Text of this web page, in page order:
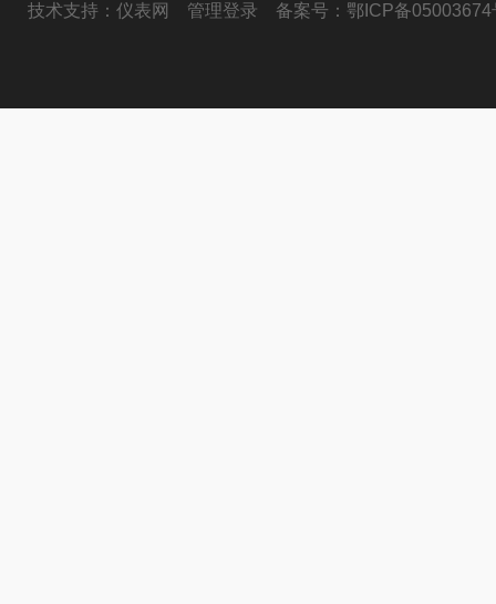
技术支持： 仪表网 管理登录 备案号： 鄂ICP备05003674